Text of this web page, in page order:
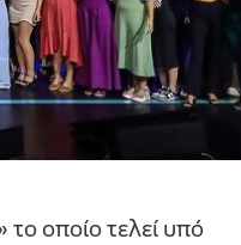
οποίο τελεί υπό